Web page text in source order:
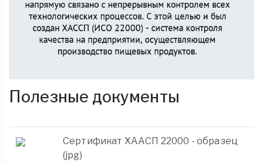
Полезные документы
Сертификат ХААСП 22000 - образец
(jpg)